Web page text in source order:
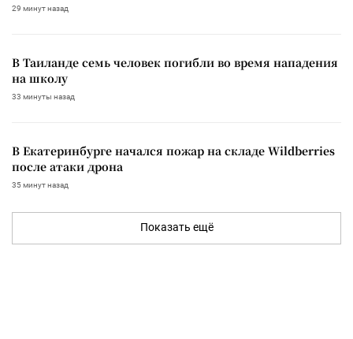
29 минут назад
В Таиланде семь человек погибли во время нападения
на школу
33 минуты назад
В Екатеринбурге начался пожар на складе Wildberries
после атаки дрона
35 минут назад
Показать ещё